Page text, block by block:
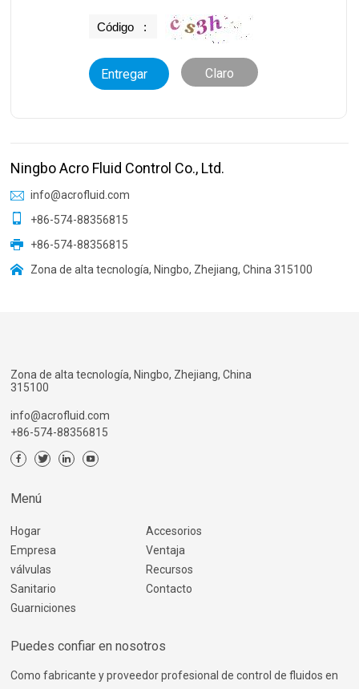
Claro
Ningbo Acro Fluid Control Co., Ltd.
info@acrofluid.com
+86-574-88356815
+86-574-88356815
Zona de alta tecnología, Ningbo, Zhejiang, China 315100
Zona de alta tecnología, Ningbo, Zhejiang, China
315100
info@acrofluid.com
+86-574-88356815
Menú
Hogar
Empresa
válvulas
Sanitario
Guarniciones
Accesorios
Ventaja
Recursos
Contacto
Puedes confiar en nosotros
Como fabricante y proveedor profesional de control de fluidos en